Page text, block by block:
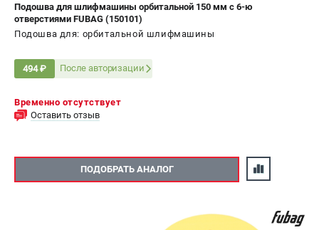
Подошва для шлифмашины орбитальной 150 мм с 6-ю
отверстиями FUBAG (150101)
Подошва для: орбитальной шлифмашины
494 ₽ После авторизации
Временно отсутствует
Оставить отзыв
ПОДОБРАТЬ АНАЛОГ